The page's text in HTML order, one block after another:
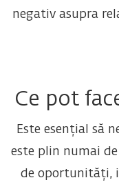
negativ asupra
Ce pot
Este esențial să
este plin numai
de oportunități,